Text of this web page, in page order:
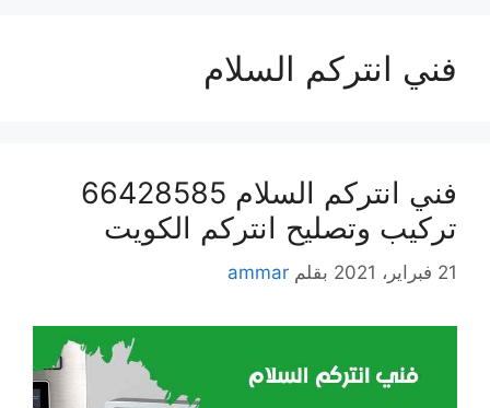
فني انتركم السلام
فني انتركم السلام 66428585
تركيب وتصليح انتركم الكويت
21 فبراير، 2021 بقلم ammar